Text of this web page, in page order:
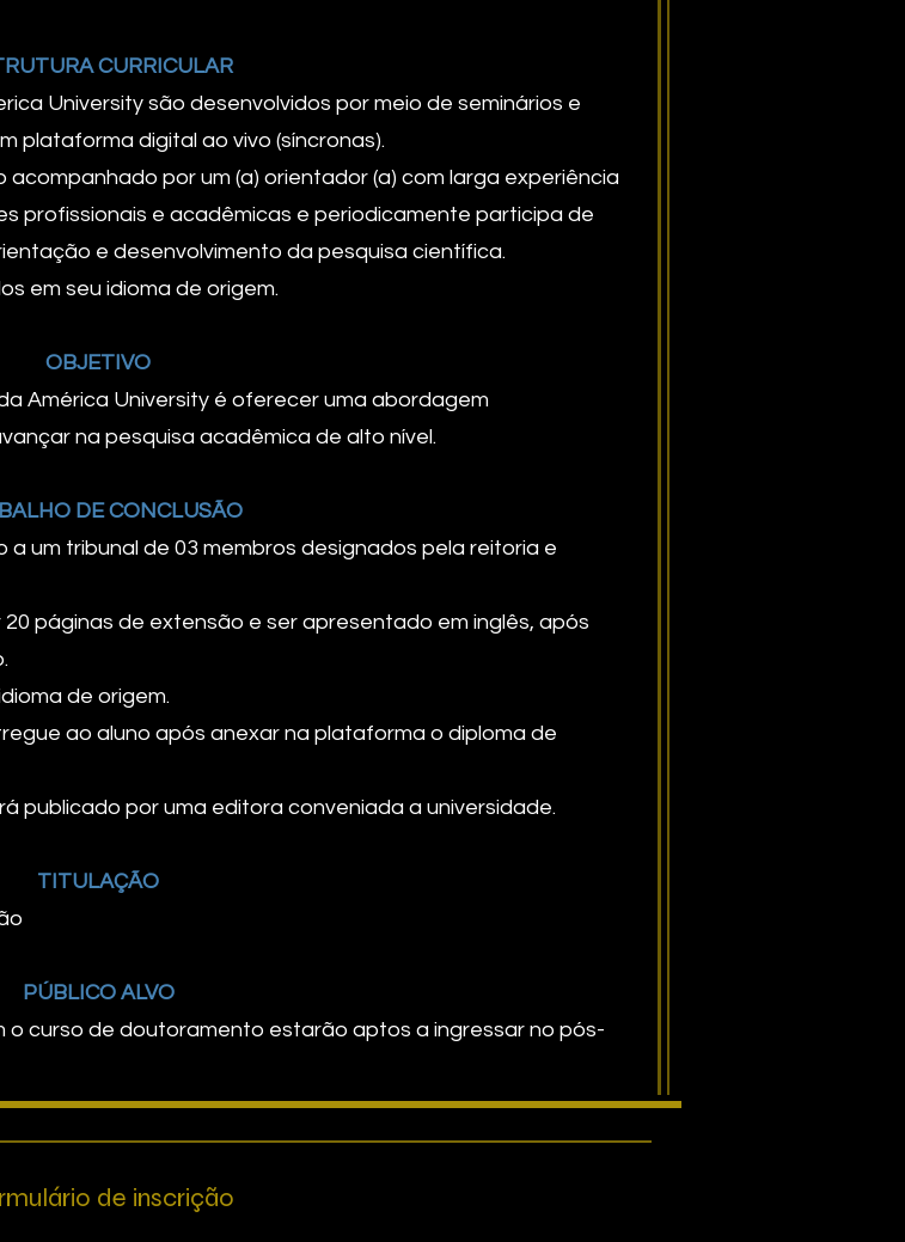
CURRICULAR
University são desenvolvidos por meio de seminários e
plataforma digital ao vivo (síncronas).
por um (a) orientador (a) com larga experiência
profissionais e acadêmicas e periodicamente participa de
e desenvolvimento da pesquisa científica.
em seu idioma de origem.
OBJETIVO
América University é oferecer uma abordagem
na pesquisa acadêmica de alto nível.
DE CONCLUSÃO
um tribunal de 03 membros designados pela reitoria e
páginas de extensão e ser apresentado em inglês, após
de origem.
ao aluno após anexar na plataforma o diploma de
publicado por uma editora conveniada a universidade.
TITULAÇÃO
PÚBLICO ALVO
o curso de doutoramento estarão aptos a ingressar no pós-
de inscrição